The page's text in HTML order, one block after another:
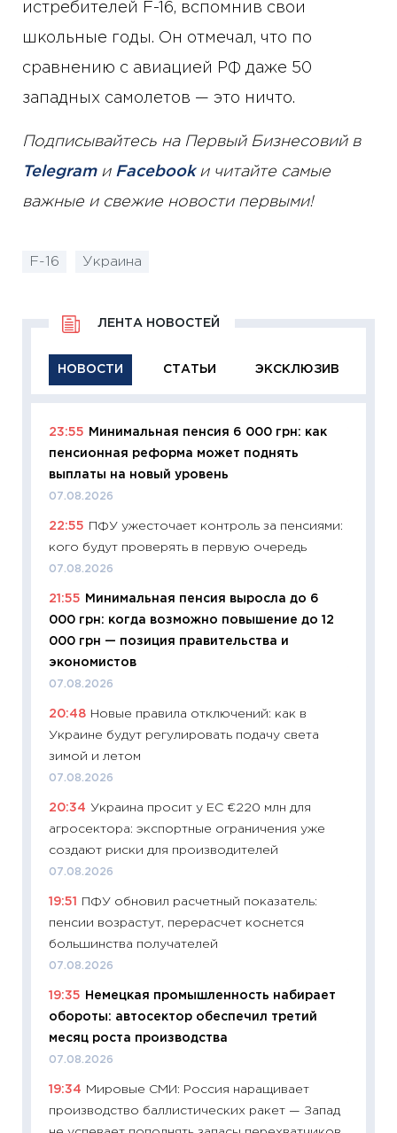
истребителей F-16, вспомнив свои
школьные годы. Он отмечал, что по
сравнению с авиацией РФ даже 50
западных самолетов — это ничто.
Подписывайтесь на Первый Бизнесовий в
Telegramи Facebookи читайте самые
важные и свежие новости первыми!
F-16 Украина
НОВОСТИ СТАТЬИ ЭКСКЛЮЗИВ
ЛЕНТА НОВОСТЕЙ
23:55
Минимальная пенсия 6 000 грн: как
пенсионная реформа может поднять
выплаты на новый уровень
07.08.2026
22:55
ПФУ ужесточает контроль за пенсиями:
кого будут проверять в первую очередь
07.08.2026
21:55
Минимальная пенсия выросла до 6
000 грн: когда возможно повышение до 12
000 грн — позиция правительства и
экономистов
07.08.2026
20:48 Новые правила отключений: как в
Украине будут регулировать подачу света
зимой и летом
07.08.2026
20:34 Украина просит у ЕС €220 млн для
агросектора: экспортные ограничения уже
создают риски для производителей
07.08.2026
19:51
ПФУ обновил расчетный показатель:
пенсии возрастут, перерасчет коснется
большинства получателей
07.08.2026
19:35
Немецкая промышленность набирает
обороты: автосектор обеспечил третий
месяц роста производства
07.08.2026
19:34 Мировые СМИ: Россия наращивает
производство баллистических ракет — Запад